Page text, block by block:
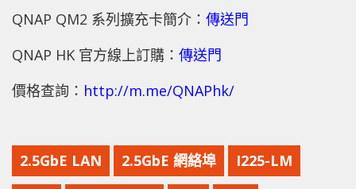
QNAP QM2 系列擴充卡簡介： 傳送門
QNAP HK 官方線上訂購： 傳送門
價格查詢： http://m.me/QNAPhk/
2.5GbE LAN 2.5GbE 網絡埠 I225-LM